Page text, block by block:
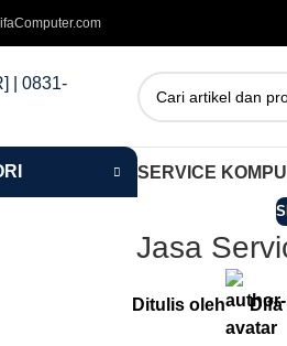
SERVICE
Jasa
Ditulis oleh Difa